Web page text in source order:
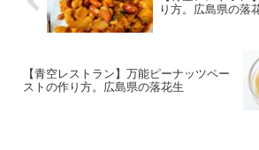
り方。広島県の落
【青空レストラン】万能ピーナッツペー
ストの作り方。広島県の落花生